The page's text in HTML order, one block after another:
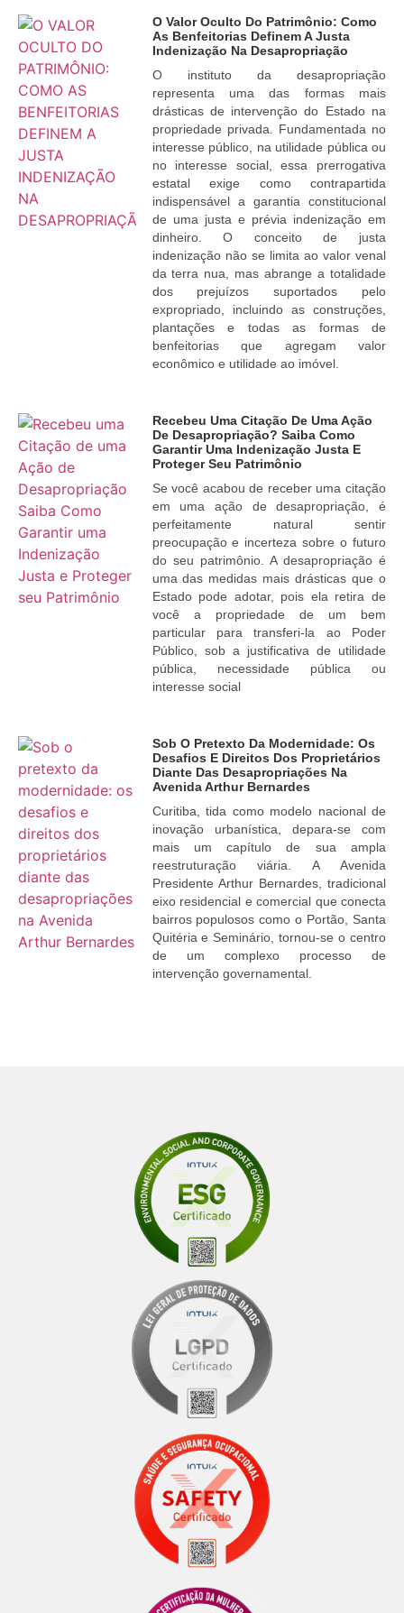
O Valor Oculto Do Patrimônio: Como
As Benfeitorias Definem A Justa
Indenização Na Desapropriação
O instituto da desapropriação
representa uma das formas mais
drásticas de intervenção do Estado na
propriedade privada. Fundamentada no
interesse público, na utilidade pública ou
no interesse social, essa prerrogativa
estatal exige como contrapartida
indispensável a garantia constitucional
de uma justa e prévia indenização em
dinheiro. O conceito de justa
indenização não se limita ao valor venal
da terra nua, mas abrange a totalidade
dos prejuízos suportados pelo
expropriado, incluindo as construções,
plantações e todas as formas de
benfeitorias que agregam valor
econômico e utilidade ao imóvel.
Recebeu Uma Citação De Uma Ação
De Desapropriação? Saiba Como
Garantir Uma Indenização Justa E
Proteger Seu Patrimônio
Se você acabou de receber uma citação
em uma ação de desapropriação, é
perfeitamente natural sentir
preocupação e incerteza sobre o futuro
do seu patrimônio. A desapropriação é
uma das medidas mais drásticas que o
Estado pode adotar, pois ela retira de
você a propriedade de um bem
particular para transferi-la ao Poder
Público, sob a justificativa de utilidade
pública, necessidade pública ou
interesse social
Sob O Pretexto Da Modernidade: Os
Desafios E Direitos Dos Proprietários
Diante Das Desapropriações Na
Avenida Arthur Bernardes
Curitiba, tida como modelo nacional de
inovação urbanística, depara-se com
mais um capítulo de sua ampla
reestruturação viária. A Avenida
Presidente Arthur Bernardes, tradicional
eixo residencial e comercial que conecta
bairros populosos como o Portão, Santa
Quitéria e Seminário, tornou-se o centro
de um complexo processo de
intervenção governamental.